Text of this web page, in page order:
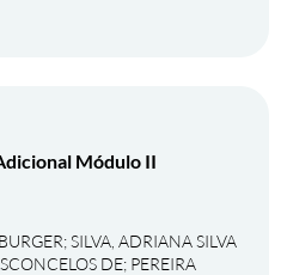
Módulo II
;SILVA, ADRIANA SILVA
DE; PEREIRA